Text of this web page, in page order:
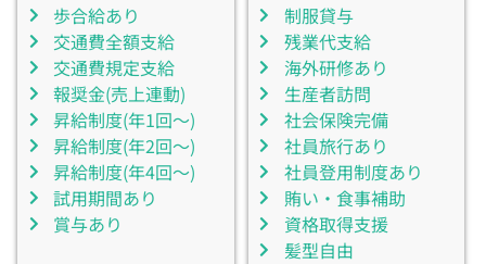
歩合給あり
交通費全額支給
交通費規定支給
報奨金(売上連動)
昇給制度(年1回～)
昇給制度(年2回～)
昇給制度(年4回～)
試用期間あり
賞与あり
制服貸与
残業代支給
海外研修あり
生産者訪問
社会保険完備
社員旅行あり
社員登用制度あり
賄い・食事補助
資格取得支援
髪型自由